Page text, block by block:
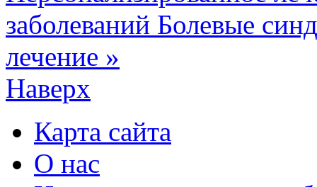
заболеваний Болевые
лечение »
Наверх
Карта сайта
О нас